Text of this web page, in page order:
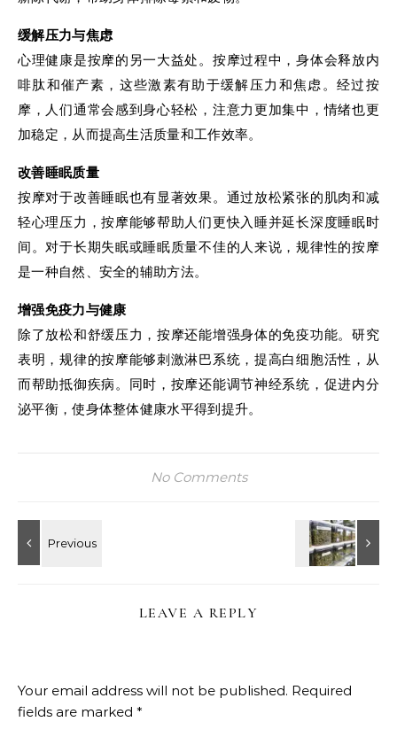
缓解压力与焦虑
心理健康是按摩的另一大益处。按摩过程中，身体会释放内
啡肽和催产素，这些激素有助于缓解压力和焦虑。经过按
摩，人们通常会感到身心轻松，注意力更加集中，情绪也更
加稳定，从而提高生活质量和工作效率。
改善睡眠质量
按摩对于改善睡眠也有显著效果。通过放松紧张的肌肉和减
轻心理压力，按摩能够帮助人们更快入睡并延长深度睡眠时
间。对于长期失眠或睡眠质量不佳的人来说，规律性的按摩
是一种自然、安全的辅助方法。
增强免疫力与健康
除了放松和舒缓压力，按摩还能增强身体的免疫功能。研究
表明，规律的按摩能够刺激淋巴系统，提高白细胞活性，从
而帮助抵御疾病。同时，按摩还能调节神经系统，促进内分
泌平衡，使身体整体健康水平得到提升。
No Comments
LEAVE A REPLY
Your email address will not be published. Required
fields are marked *